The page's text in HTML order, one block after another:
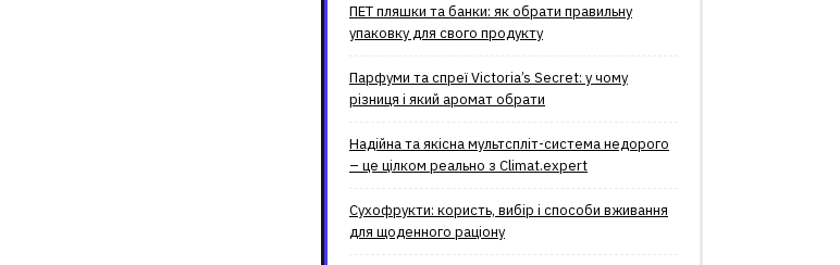
ПЕТ пляшки та банки: як обрати правильну
упаковку для свого продукту
Парфуми та спреї Victoria’s Secret: у чому
різниця і який аромат обрати
Надійна та якісна мультспліт-система недорого
– це цілком реально з Climat.еxpert
Сухофрукти: користь, вибір і способи вживання
для щоденного раціону